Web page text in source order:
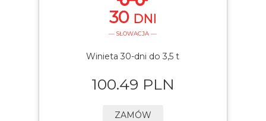
30 DNI
— SŁOWACJA —
Winieta 30-dni do 3,5 t
100.49 PLN
ZAMÓW